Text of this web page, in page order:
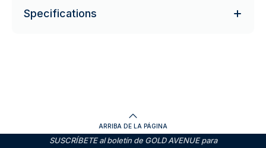
Specifications
ARRIBA DE LA PÁGINA
SUSCRÍBETE al boletín de GOLD AVENUE para